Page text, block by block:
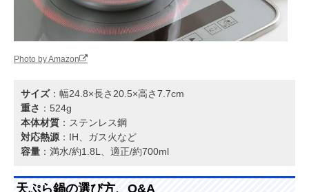
Photo by Amazon
サイズ：幅24.8×長さ20.5×高さ7.7cm
重さ ：524g
本体材質 ：ステンレス鋼
対応熱源 ：IH、ガス火など
容量 ：満水/約1.8L、適正/約700ml
天ぷら鍋の選び方、Q&A